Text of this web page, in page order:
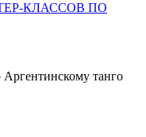
КЛАССОВ ПО
танго